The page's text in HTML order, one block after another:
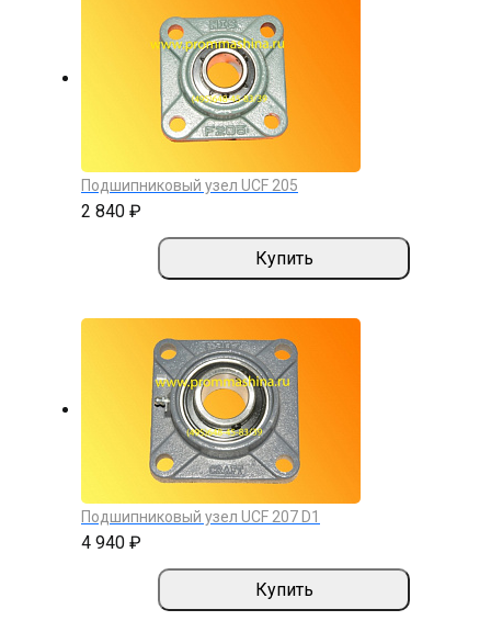
Подшипниковый узел UСF 205
2 840 ₽
Купить
Подшипниковый узел UCF 207 D1
4 940 ₽
Купить